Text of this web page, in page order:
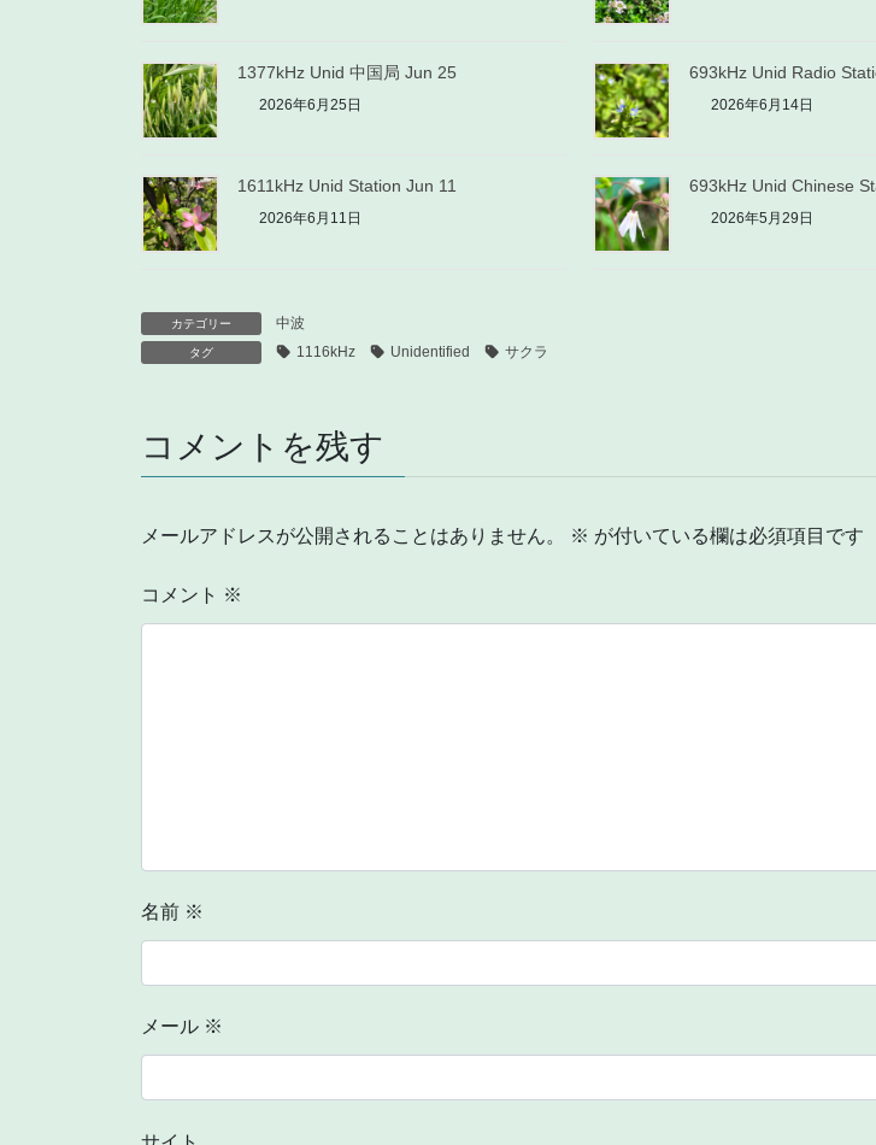
1377kHz Unid 中国局 Jun 25
2026年6月25日
693kHz Unid Radio
2026年6月14日
1611kHz Unid Station Jun 11
2026年6月11日
693kHz Unid Chinese
2026年5月29日
カテゴリー 中波
タグ 1116kHz Unidentified サクラ
コメントを残す
メールアドレスが公開されることはありません。 ※ が付いている欄は必須項目です
コメント ※
名前 ※
メール ※